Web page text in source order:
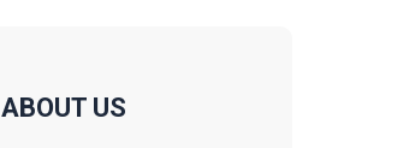
ABOUT US